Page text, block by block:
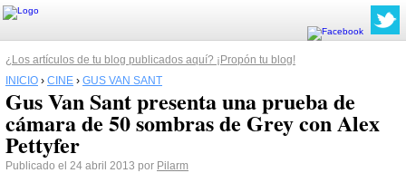
¿Los artículos de tu blog publicados aquí? ¡Propón tu blog!
INICIO › CINE › GUS VAN SANT
Gus Van Sant presenta una prueba de
cámara de 50 sombras de Grey con Alex
Pettyfer
Publicado el 24 abril 2013 por Pilarm